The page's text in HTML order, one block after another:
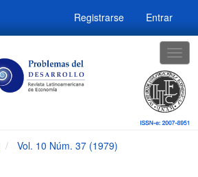
Registrarse Entrar
Vol. 10 Núm. 37 (1979)